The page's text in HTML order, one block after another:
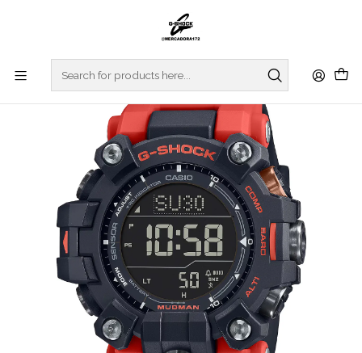
MASTER OF G
Mudman GW-9500-1A4ER